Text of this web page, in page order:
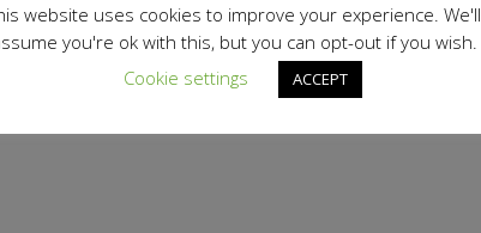
website uses cookies to improve your experience. We'll
you're ok with this, but you can opt-out if you wish.
Cookie settings
ACCEPT